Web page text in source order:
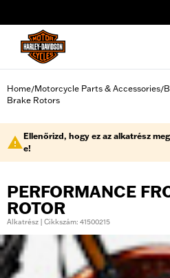
Home/Motorcycle Parts & Accessories/
Brake Rotors
Ellenőrizd, hogy ez az alkatrész
e!
PERFORMANCE
ROTOR
Alkatrész | Cikkszám: 41500215